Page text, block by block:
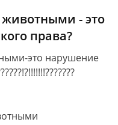
- это
права?
это нарушение